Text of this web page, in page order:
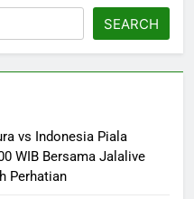
SEARCH
vs Indonesia Piala
WIB Bersama Jalalive
Perhatian